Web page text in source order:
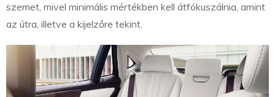
szemet, mivel minimális mértékben kell átfókuszálnia, amint
az útra, illetve a kijelzőre tekint.